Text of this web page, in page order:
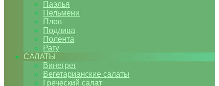
Паэлья
Пельмени
Плов
Подлива
Полента
Рагу
САЛАТЫ
Винегрет
Вегетарианские салаты
Греческий салат